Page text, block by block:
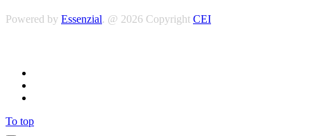
Powered by Essenzial. @ 2026 Copyright CEI
To top